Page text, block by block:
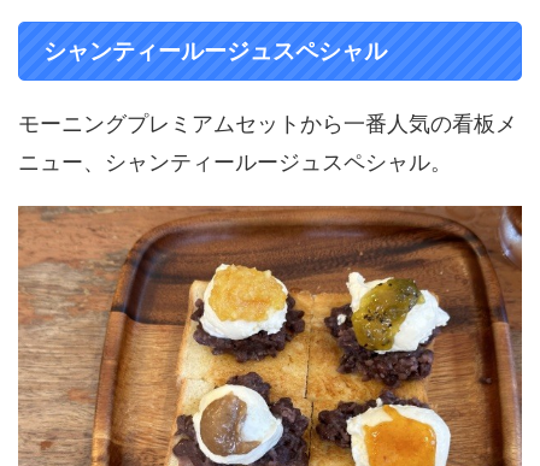
シャンティールージュスペシャル
モーニングプレミアムセットから一番人気の看板メ
ニュー、シャンティールージュスペシャル。